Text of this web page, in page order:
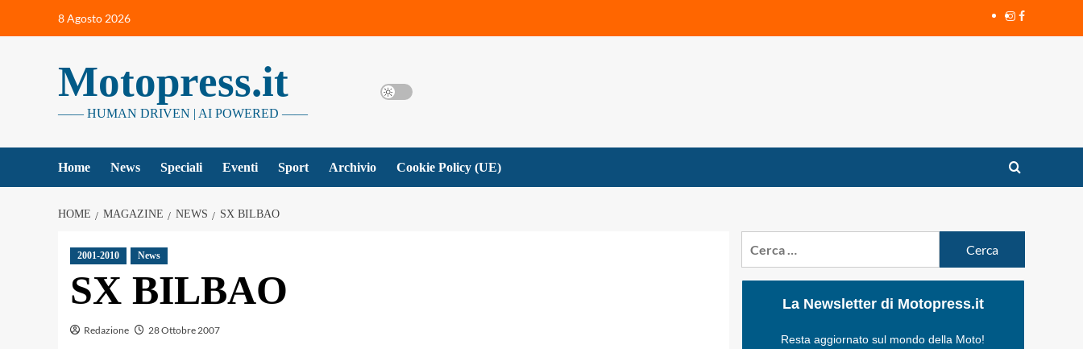
8 Agosto 2026 Instagram
Facebook
Motopress.it
—— HUMAN DRIVEN | AI POWERED ——
Home News Speciali Eventi Sport Archivio Cookie Policy (UE)
HOME MAGAZINE NEWS SX BILBAO
2001-2010 News
SX BILBAO
Redazione 28 Ottobre 2007
La Newsletter di Motopress.it
Resta aggiornato sul mondo della Moto!